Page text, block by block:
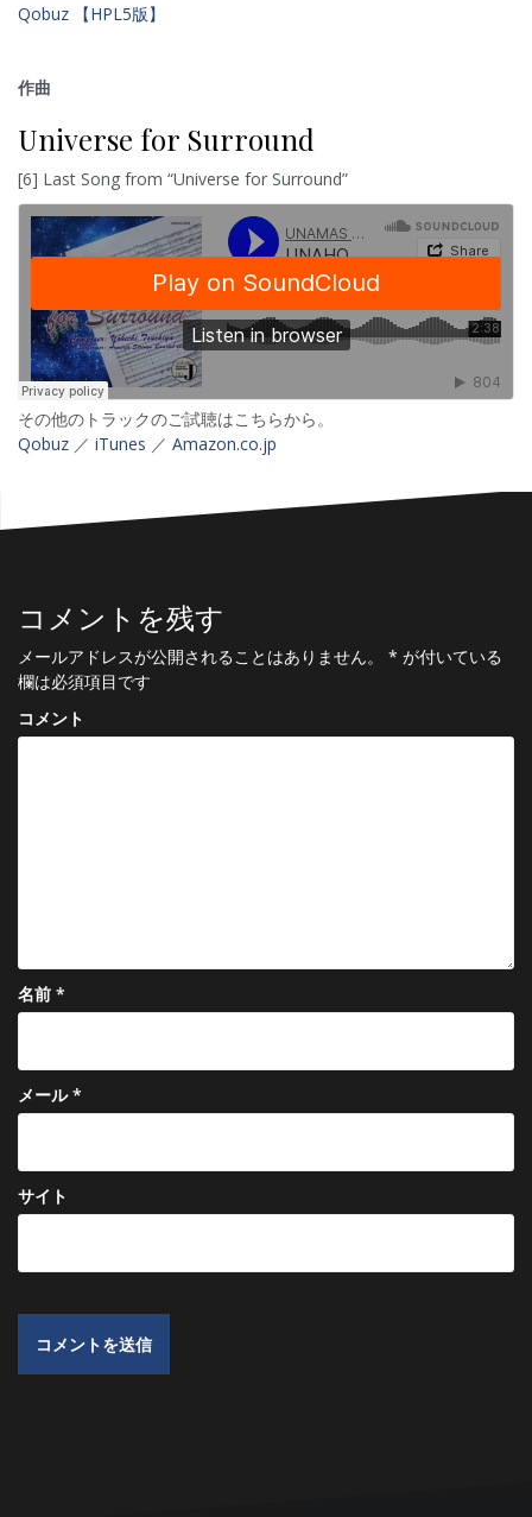
Qobuz 【HPL5版】
作曲
Universe for Surround
[6] Last Song from “Universe for Surround”
その他のトラックのご試聴はこちらから。
Qobuz ／ iTunes ／ Amazon.co.jp
コメントを残す
メールアドレスが公開されることはありません。 * が付いている
欄は必須項目です
コメント
名前 *
メール*
サイト